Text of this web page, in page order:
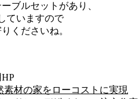
ブルセットがあり、
ていますので
くださいね。
材の家をローコストに実現